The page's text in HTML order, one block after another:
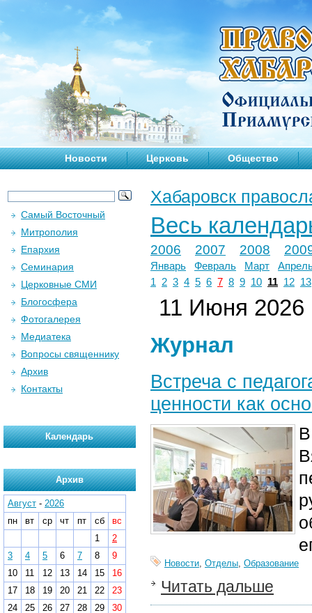
Новости Церковь Общество
Хабаровск
Весь
2006 2007 2008
Январь Февраль Март
1
2 3 4 5 6 7 8 9 10 11 12 13
11 Июня 2026
Журнал
Встреча с
ценности как
Новости, Отделы, Образование
Читать дальше
Самый Восточный
Митрополия
Епархия
Семинария
Церковные СМИ
Блогосфера
Фотогалерея
Медиатека
Вопросы священнику
Архив
Контакты
Календарь
Архив
Август - 2026
пн
вт ср чт пт сб
вс
1
2
3
4 5 6 7 8
9
10
11 12 13 14 15
16
17
18 19 20 21 22
23
24
25 26 27 28 29
30